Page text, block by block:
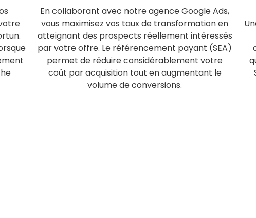
En collaborant avec notre agence Google Ads,
vous maximisez vos taux de transformation en
atteignant des prospects réellement intéressés
par votre offre. Le référencement payant (SEA)
permet de réduire considérablement votre
coût par acquisition tout en augmentant le
volume de conversions.